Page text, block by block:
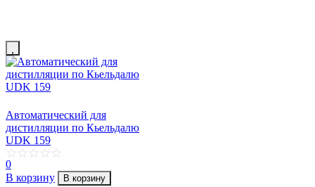
Автоматический для
дистилляции по Кьельдалю
UDK 159
0
В корзину
В корзину